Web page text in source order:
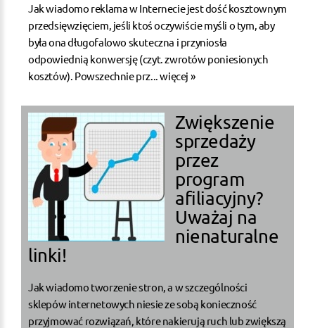
Jak wiadomo reklama w Internecie jest dość kosztownym
przedsięwzięciem, jeśli ktoś oczywiście myśli o tym, aby
była ona długofalowo skuteczna i przyniosła
odpowiednią konwersję (czyt. zwrotów poniesionych
kosztów). Powszechnie prz...więcej »
Zwiększenie
sprzedaży
przez
program
afiliacyjny?
Uważaj na
nienaturalne
linki!
Jak wiadomo tworzenie stron, a w szczególności
sklepów internetowych niesie ze sobą konieczność
przyjmować rozwiązań, które nakierują ruch lub zwiększą